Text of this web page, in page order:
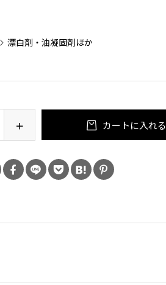
漂白剤・油凝固剤ほか
カートに入れる